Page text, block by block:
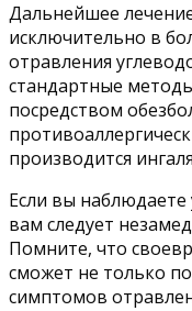
Дальнейшее
исключительно в
отравления
стандартные
посредством
производится
Если вы наблюдаете
вам следует
Помните, что
сможет не только
симптомов